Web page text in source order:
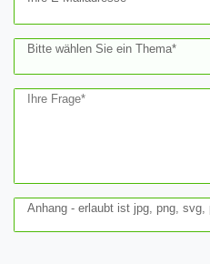
Bitte wählen Sie ein Thema*
Ihre Frage*
Anhang - erlaubt ist jpg, png,